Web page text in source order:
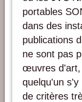
portables
dans des
publications
ne sont pas
œuvres d'art,
quelqu'un
de critères